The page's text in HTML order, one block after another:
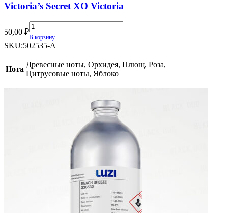
Victoria’s Secret XO Victoria
50,00 ₽
Victoria’s
Secret
XO
quantity
В корзину
SKU:502535-A
Нота
Древесные ноты, Орхидея, Плющ, Роза,
Цитрусовые ноты, Яблоко